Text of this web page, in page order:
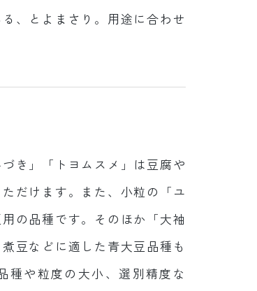
、とよまさり。用途に合わせ
き」「トヨムスメ」は豆腐や
だけます。また、小粒の「ユ
の品種です。そのほか「大袖
豆などに適した青大豆品種も
種や粒度の大小、選別精度な